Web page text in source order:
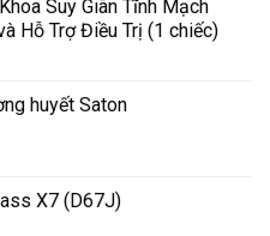
Suy Giãn Tĩnh Mạch
Hỗ Trợ Điều Trị (1 chiếc)
huyết Saton
X7 (D67J)